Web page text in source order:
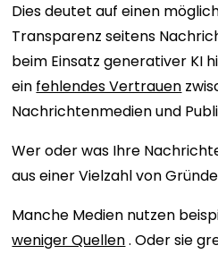
Dies deutet auf einen
Transparenz seitens
beim Einsatz generativer KI
ein fehlendes Vertrauen
Nachrichtenmedien und
Wer oder was Ihre
aus einer Vielzahl von
Manche Medien nutzen
weniger Quellen. Oder sie